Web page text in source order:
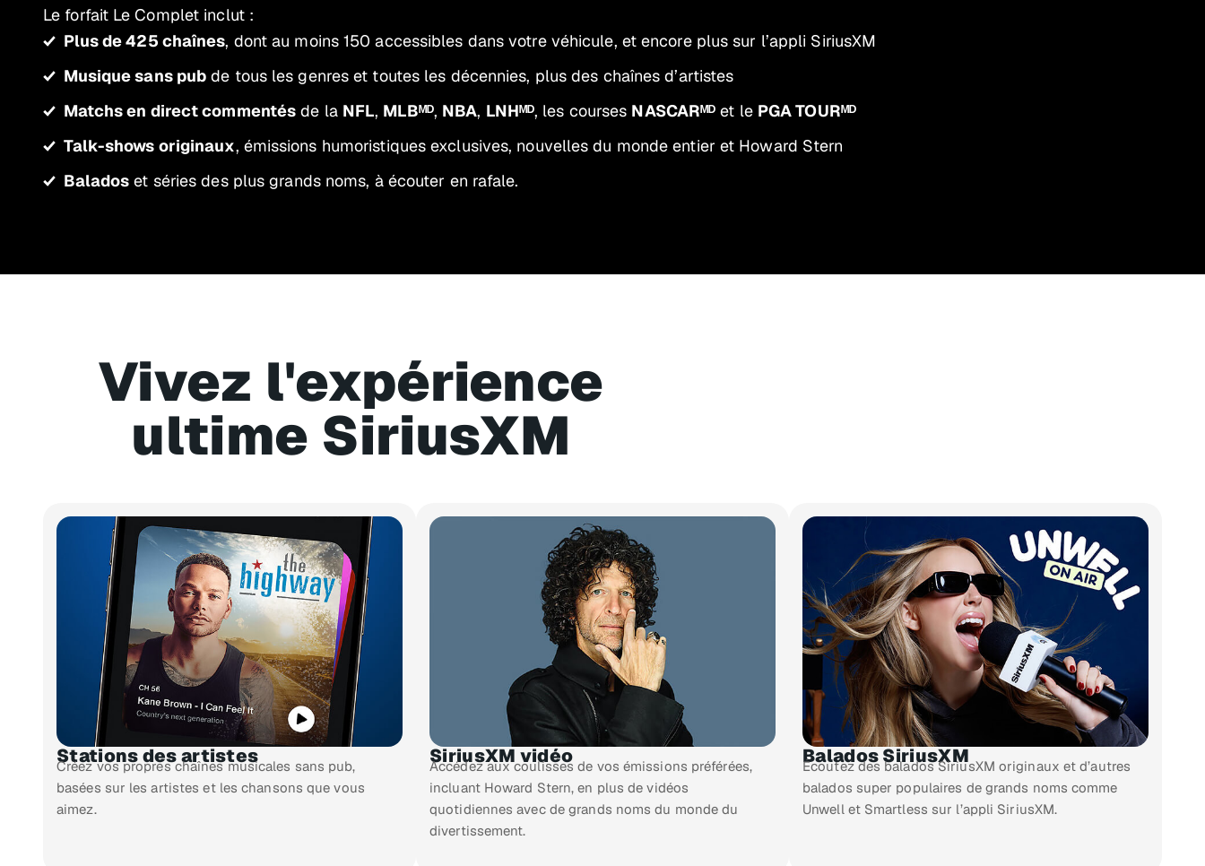
Le forfait Le Complet inclut :
Plus de 425 chaînes, dont au moins 150 accessibles dans votre véhicule, et encore plus sur l’appli SiriusXM
Musique sans pub de tous les genres et toutes les décennies, plus des chaînes d’artistes
Matchs en direct commentés de la NFL, MLBᴹᴰ, NBA, LNHᴹᴰ, les courses NASCARᴹᴰ et le PGA TOURᴹᴰ
Talk-shows originaux, émissions humoristiques exclusives, nouvelles du monde entier et Howard Stern
Balados et séries des plus grands noms, à écouter en rafale.
Vivez l'expérience
ultime SiriusXM​
Stations des artistes
Créez vos propres chaînes musicales sans pub,
basées sur les artistes et les chansons que vous
aimez.
SiriusXM vidéo
Accédez aux coulisses de vos émissions préférées,
incluant Howard Stern, en plus de vidéos
quotidiennes avec de grands noms du monde du
divertissement.
Balados SiriusXM
Écoutez des balados SiriusXM originaux et d’autres
balados super populaires de grands noms comme
Unwell et Smartless sur l’appli SiriusXM.